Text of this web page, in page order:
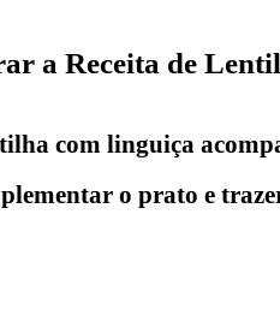
a Receita de
com linguiça
o prato e